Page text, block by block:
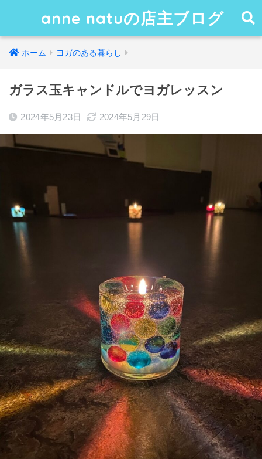
anne natuの店主ブログ
ホーム ヨガのある暮らし
ガラス玉キャンドルでヨガレッスン
2024年5月23日 2024年5月29日